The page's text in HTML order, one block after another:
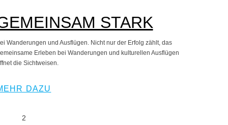
STARK
Wanderungen und Ausflügen. Nicht nur der Erfolg zählt, das
Erleben bei Wanderungen und kulturellen Ausflügen
die Sichtweisen.
DAZU